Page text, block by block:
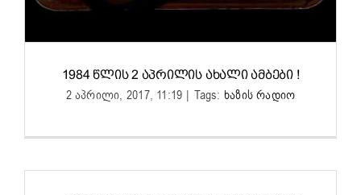
1984 ᲬᲚᲘᲡ 2 ᲐᲞᲠᲘᲚᲘᲡ ᲐᲮᲐᲚᲘ ᲐᲛᲑᲔᲑᲘ !
2 აპრილი, 2017, 11:19 | Tags: ხაზის რადიო